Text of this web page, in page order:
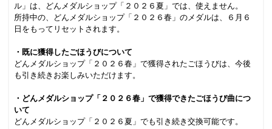
ル」は、どんメダルショップ「２０２６夏」では、使えません。
所持中の、どんメダルショップ「２０２６春」のメダルは、６月６
日をもってリセットされます。
・既に獲得したごほうびについて
どんメダルショップ「２０２６春」で獲得されたごほうびは、今後
も引き続きお楽しみいただけます。
・どんメダルショップ「２０２６春」で獲得できたごほうび曲につ
いて
どんメダルショップ「２０２６夏」でも引き続き交換可能です。